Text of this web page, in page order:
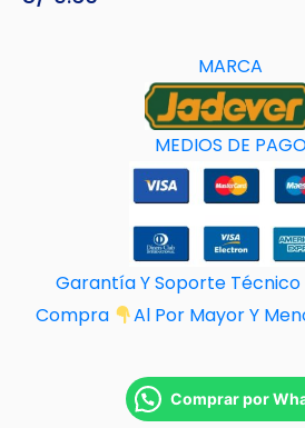
MARCA
MEDIOS DE
Garantía Y Soporte Técnico
Compra
Al Por Mayor Y
Comprar por